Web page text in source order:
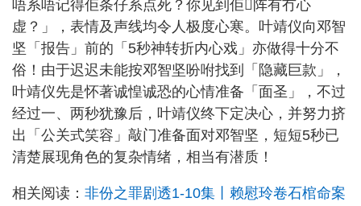
唔系唔记得佢条仔系点死？你见到佢𠮶阵有冇心
虚？」，表情及声线均令人极度心寒。叶靖仪向邓智
坚「报告」前的「5秒神转折内心戏」亦做得十分不
俗！由于迟迟未能按邓智坚吩咐找到「隐藏巨款」，
叶靖仪先是怀著诚惶诚恐的心情准备「面圣」，不过
经过一、两秒犹豫后，叶靖仪终下定决心，并努力挤
出「公关式笑容」敲门准备面对邓智坚，短短5秒已
清楚展现角色的复杂情绪，相当有潜质！
相关阅读： 非份之罪剧透1-10集丨赖慰玲卷石棺命案